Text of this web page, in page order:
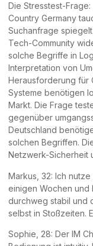
Die Stresstest-
Country Germany
Suchanfrage
Tech-Community
solche Begriffe in
Interpretation von
Herausforderung für
Systeme benötigen
Markt. Die Frage
gegenüber
Deutschland
solchen Begriffen.
Netzwerk-Sicherheit
Markus, 32: Ich
einigen Wochen und
durchweg stabil und
selbst in Stoßzeiten.
Sophie, 28: Der IM